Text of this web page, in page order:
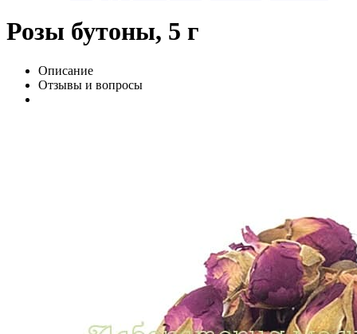
Розы бутоны, 5 г
Описание
Отзывы и вопросы